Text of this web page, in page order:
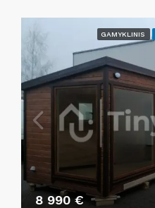
GAMYKLINIS
8 990 €